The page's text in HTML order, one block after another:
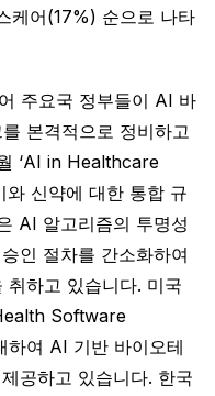
케어(17%) 순으로 나타
주요국 정부들이 AI 바
본격적으로 정비하고
‘AI in Healthcare
와 신약에 대한 통합 규
AI 알고리즘의 투명성
인 절차를 간소화하여
취하고 있습니다. 미국
Software
여 AI 기반 바이오테
공하고 있습니다. 한국